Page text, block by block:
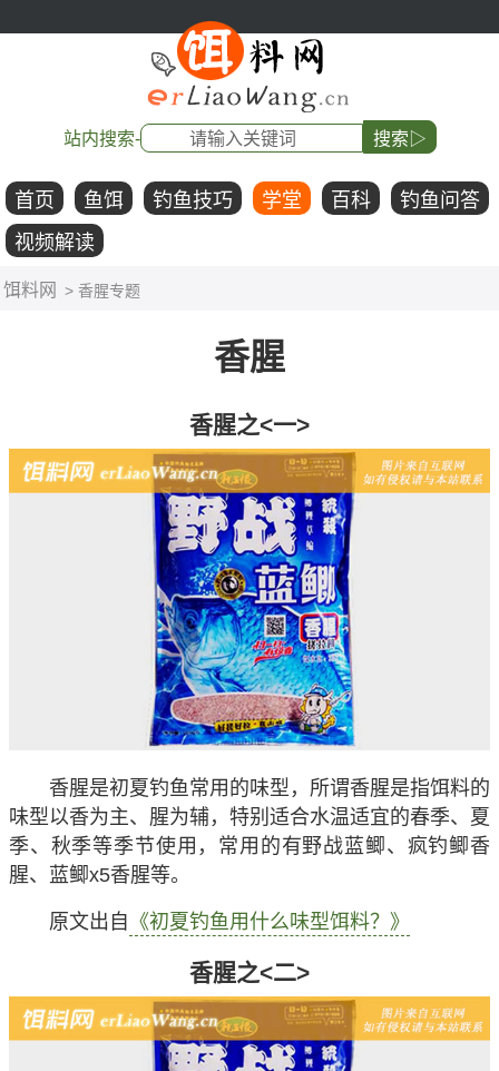
站内搜索- 搜索▷
首页 鱼饵 钓鱼技巧 学堂 百科
钓鱼问答
视频解读
饵料网 > 香腥专题
香腥
香腥之<一>
香腥是初夏钓鱼常用的味型，所谓香腥是指饵料的
味型以香为主、腥为辅，特别适合水温适宜的春季、夏
季、秋季等季节使用，常用的有野战蓝鲫、疯钓鲫香
腥、蓝鲫x5香腥等。
原文出自 《初夏钓鱼用什么味型饵料？》
香腥之<二>